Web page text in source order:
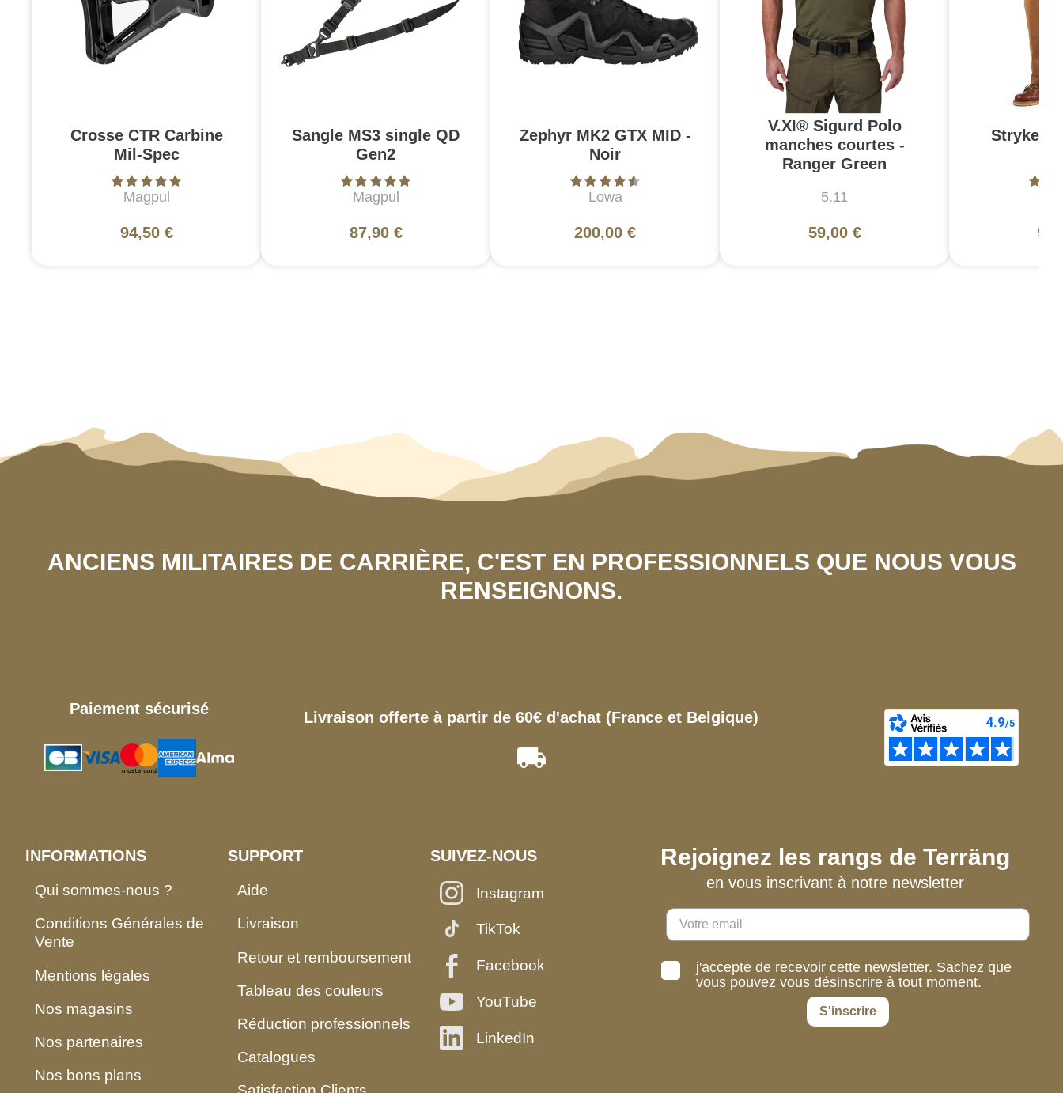
Crosse CTR Carbine
Mil-Spec
Magpul
94,50 €
Sangle MS3 single QD
Gen2
Magpul
87,90 €
Zephyr MK2 GTX MID -
Noir
Lowa
200,00 €
V.XI® Sigurd Polo
manches courtes -
Ranger Green
5.11
59,00 €
Stryke
ANCIENS MILITAIRES DE CARRIÈRE, C'EST EN PROFESSIONNELS QUE NOUS VOUS
RENSEIGNONS.
Paiement sécurisé Livraison offerte à partir de 60€ d'achat (France et Belgique)
INFORMATIONS
Qui sommes-nous ?
Conditions Générales de
Vente
Mentions légales
Nos magasins
Nos partenaires
Nos bons plans
SUPPORT
Aide
Livraison
Retour et remboursement
Tableau des couleurs
Réduction professionnels
Catalogues
SUIVEZ-NOUS
Instagram
TikTok
Facebook
YouTube
LinkedIn
Rejoignez les rangs de Terräng
en vous inscrivant à notre newsletter
j'accepte de recevoir cette newsletter. Sachez que
vous pouvez vous désinscrire à tout moment.
S'inscrire